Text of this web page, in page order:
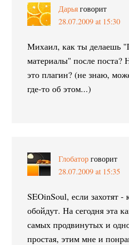
Дарья говорит
28.07.2009 at 15:30
Михаил, как ты делаешь
материалы" после поста?
это плагин? (не знаю,
где-то об этом...)
Глобатор говорит
28.07.2009 at 15:35
SEOinSoul, если захотят -
обойдут. На сегодня эта
самых продвинутых и
простая, этим мне и